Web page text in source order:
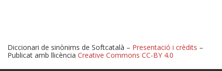
Diccionari de sinònims de Softcatalà – Presentació i crèdits –
Publicat amb llicència Creative Commons CC-BY 4.0